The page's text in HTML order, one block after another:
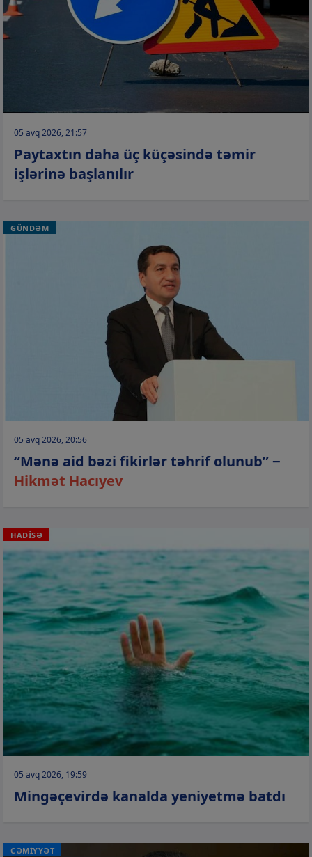
05 avq 2026, 21:57
Paytaxtın daha üç küçəsində təmir
işlərinə başlanılır
GÜNDƏM
05 avq 2026, 20:56
“Mənə aid bəzi fikirlər təhrif olunub” −
Hikmət Hacıyev
HADİSƏ
05 avq 2026, 19:59
Mingəçevirdə kanalda yeniyetmə batdı
CƏMİYYƏT